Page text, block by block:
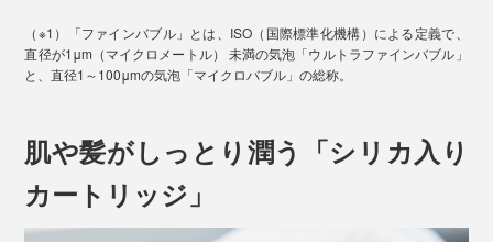
（※1）「ファインバブル」とは、ISO（国際標準化機構）による定義で、
直径が1μm（マイクロメートル） 未満の気泡「ウルトラファインバブル」
と、直径1～100μmの気泡「マイクロバブル」の総称。
肌や髪がしっとり潤う「シリカ入り
カートリッジ」